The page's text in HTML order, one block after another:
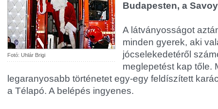
Fotó: Uhlár Brigi
Budapesten, a
A látványosságot
minden gyerek, aki
jócselekedetéről
meglepetést kap tőle.
legaranyosabb történetet egy-egy feldíszített
a Télapó. A belépés ingyenes.